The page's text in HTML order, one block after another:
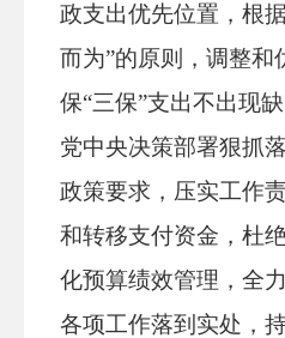
政支出优先位置，根
而为”的原则，调整和
保“三保”支出不出现缺
党中央决策部署狠抓
政策要求，压实工作
和转移支付资金，杜
化预算绩效管理，全
各项工作落到实处，